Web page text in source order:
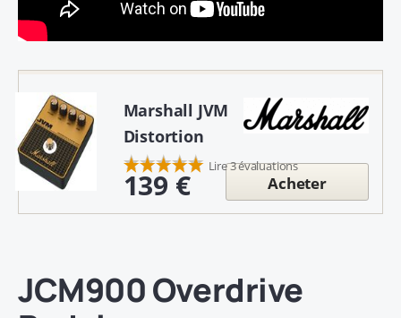
Marshall JVM
Distortion
Lire 3 évaluations
139 € Acheter
JCM900 Overdrive